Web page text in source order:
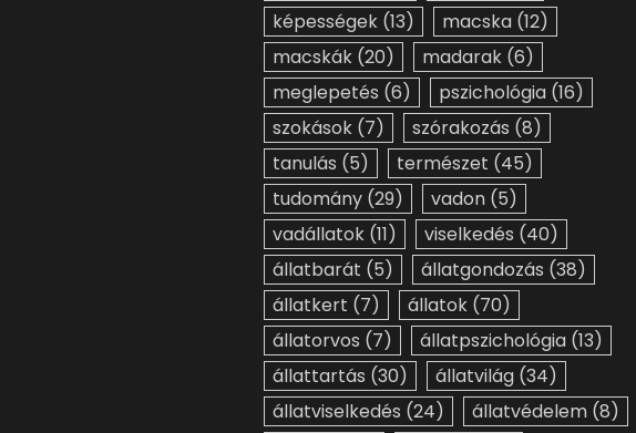
képességek (13) macska (12)
macskák (20) madarak (6)
meglepetés (6) pszichológia (16)
szokások (7) szórakozás (8)
tanulás (5) természet (45)
tudomány (29) vadon (5)
vadállatok (11) viselkedés (40)
állatbarát (5) állatgondozás (38)
állatkert (7) állatok (70)
állatorvos (7) állatpszichológia (13)
állattartás (30) állatvilág (34)
állatviselkedés (24) állatvédelem (8)